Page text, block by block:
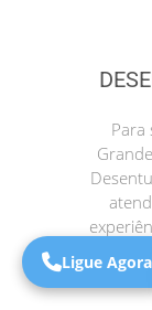
Para
outras
a
Ligue